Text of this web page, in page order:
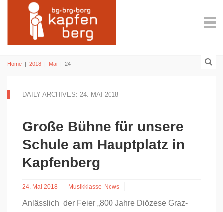
Home | 2018 | Mai | 24
DAILY ARCHIVES: 24. MAI 2018
Große Bühne für unsere
Schule am Hauptplatz in
Kapfenberg
24. Mai 2018 Musikklasse News
Anlässlich der Feier „800 Jahre Diözese Graz-